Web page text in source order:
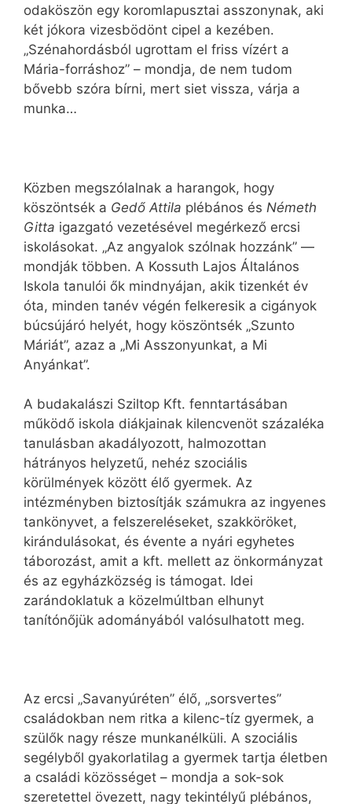
odaköszön egy koromlapusztai asszonynak, aki
két jókora vizesbödönt cipel a kezében.
„Szénahordásból ugrottam el friss vízért a
Mária-forráshoz” – mondja, de nem tudom
bővebb szóra bírni, mert siet vissza, várja a
munka…
Közben megszólalnak a harangok, hogy
köszöntsék a Gedő Attila plébános és Németh
Gitta igazgató vezetésével megérkező ercsi
iskolásokat. „Az angyalok szólnak hozzánk” —
mondják többen. A Kossuth Lajos Általános
Iskola tanulói ők mindnyájan, akik tizenkét év
óta, minden tanév végén felkeresik a cigányok
búcsújáró helyét, hogy köszöntsék „Szunto
Máriát”, azaz a „Mi Asszonyunkat, a Mi
Anyánkat”.
A budakalászi Sziltop Kft. fenntartásában
működő iskola diákjainak kilencvenöt százaléka
tanulásban akadályozott, halmozottan
hátrányos helyzetű, nehéz szociális
körülmények között élő gyermek. Az
intézményben biztosítják számukra az ingyenes
tankönyvet, a felszereléseket, szakköröket,
kirándulásokat, és évente a nyári egyhetes
táborozást, amit a kft. mellett az önkormányzat
és az egyházközség is támogat. Idei
zarándoklatuk a közelmúltban elhunyt
tanítónőjük adományából valósulhatott meg.
Az ercsi „Savanyúréten” élő, „sorsvertes”
családokban nem ritka a kilenc-tíz gyermek, a
szülők nagy része munkanélküli. A szociális
segélyből gyakorlatilag a gyermek tartja életben
a családi közösséget – mondja a sok-sok
szeretettel övezett, nagy tekintélyű plébános,